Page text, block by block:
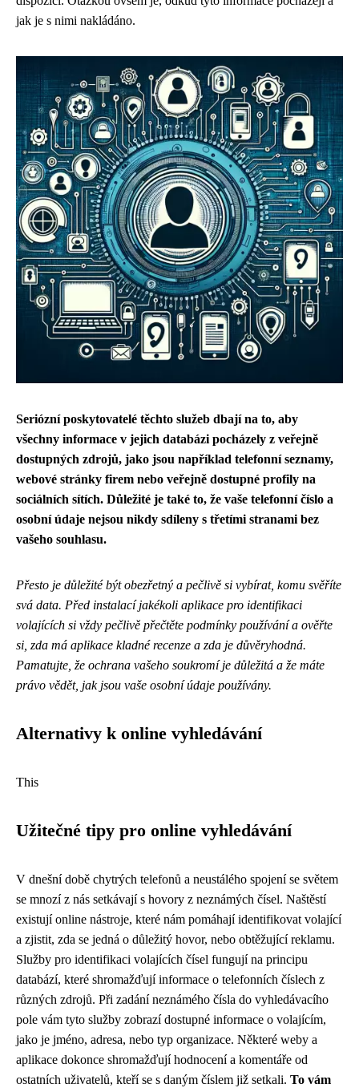
jak je s nimi nakládáno.
Seriózní poskytovatelé těchto služeb dbají na to, aby
všechny informace v jejich databázi pocházely z veřejně
dostupných zdrojů, jako jsou například telefonní seznamy,
webové stránky firem nebo veřejně dostupné profily na
sociálních sítích. Důležité je také to, že vaše telefonní číslo a
osobní údaje nejsou nikdy sdíleny s třetími stranami bez
vašeho souhlasu.
Přesto je důležité být obezřetný a pečlivě si vybírat, komu svěříte
svá data. Před instalací jakékoli aplikace pro identifikaci
volajících si vždy pečlivě přečtěte podmínky používání a ověřte
si, zda má aplikace kladné recenze a zda je důvěryhodná.
Pamatujte, že ochrana vašeho soukromí je důležitá a že máte
právo vědět, jak jsou vaše osobní údaje používány.
Alternativy k online vyhledávání
This
Užitečné tipy pro online vyhledávání
V dnešní době chytrých telefonů a neustálého spojení se světem
se mnozí z nás setkávají s hovory z neznámých čísel. Naštěstí
existují online nástroje, které nám pomáhají identifikovat volající
a zjistit, zda se jedná o důležitý hovor, nebo obtěžující reklamu.
Služby pro identifikaci volajících čísel fungují na principu
databází, které shromažďují informace o telefonních číslech z
různých zdrojů. Při zadání neznámého čísla do vyhledávacího
pole vám tyto služby zobrazí dostupné informace o volajícím,
jako je jméno, adresa, nebo typ organizace. Některé weby a
aplikace dokonce shromažďují hodnocení a komentáře od
ostatních uživatelů, kteří se s daným číslem již setkali. To vám